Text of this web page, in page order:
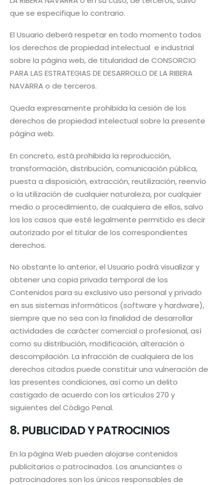
que se especifique lo contrario.
El Usuario deberá respetar en todo momento todos
los derechos de propiedad intelectual e industrial
sobre la página web, de titularidad de CONSORCIO
PARA LAS ESTRATEGIAS DE DESARROLLO DE LA RIBERA
NAVARRA o de terceros.
Queda expresamente prohibida la cesión de los
derechos de propiedad intelectual sobre la presente
página web.
En concreto, está prohibida la reproducción,
transformación, distribución, comunicación pública,
puesta a disposición, extracción, reutilización, reenvío
o la utilización de cualquier naturaleza, por cualquier
medio o procedimiento, de cualquiera de ellos, salvo
los los casos que esté legalmente permitido es decir
autorizado por el titular de los correspondientes
derechos.
No obstante lo anterior, el Usuario podrá visualizar y
obtener una copia privada temporal de los
Contenidos para su exclusivo uso personal y privado
en sus sistemas informáticos (software y hardware),
siempre que no sea con la finalidad de desarrollar
actividades de carácter comercial o profesional, así
como su distribución, modificación, alteración o
descompilación. La infracción de cualquiera de los
derechos citados puede constituir una vulneración de
las presentes condiciones, así como un delito
castigado de acuerdo con los artículos 270 y
siguientes del Código Penal.
8. PUBLICIDAD Y PATROCINIOS
En la página Web pueden alojarse contenidos
publicitarios o patrocinados. Los anunciantes o
patrocinadores son los únicos responsables de